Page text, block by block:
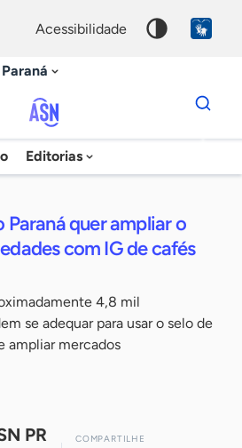
acessibilidade
Paraná
Agência
Sebrae
Notícias
Editorias
Dados
para
chave
quer ampliar o
com IG de cafés
4,8 mil
se adequar para usar o selo de
ampliar mercados
PR COMPARTILHE